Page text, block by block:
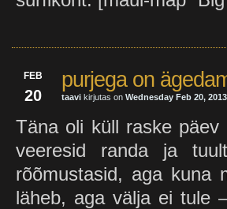
FEB
20
purjega on
taavi kirjutas on Wednesday Feb 20, 2013
Täna oli küll raske päev
veeresid randa ja
rõõmustasid, aga kuna
läheb, aga välja ei tule